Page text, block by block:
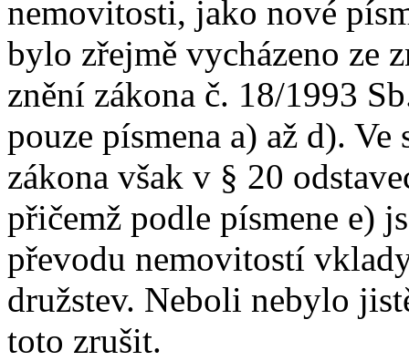
nemovitosti, jako nové
bylo zřejmě vycházeno ze
znění zákona č. 18/1993
pouze písmena a) až d).
zákona však v § 20
přičemž podle písmene e)
převodu nemovitostí
družstev. Neboli nebylo
toto zrušit.